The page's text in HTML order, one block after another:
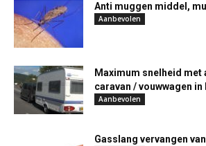
Anti muggen middel,
Aanbevolen
Maximum snelheid met
caravan / vouwwagen in
Aanbevolen
Gasslang vervangen